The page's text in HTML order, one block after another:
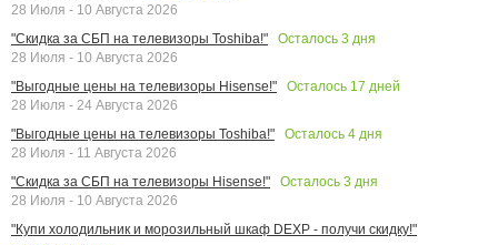
28 Июля - 10 Августа 2026
"Скидка за СБП на телевизоры Toshiba!"
Осталось 3 дня
28 Июля - 10 Августа 2026
"Выгодные цены на телевизоры Hisense!"
Осталось 17 дней
28 Июля - 24 Августа 2026
"Выгодные цены на телевизоры Toshiba!"
Осталось 4 дня
28 Июля - 11 Августа 2026
"Скидка за СБП на телевизоры Hisense!"
Осталось 3 дня
28 Июля - 10 Августа 2026
"Купи холодильник и морозильный шкаф DEXP - получи скидку!"